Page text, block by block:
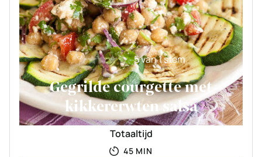
5van 1 stem
Gegrilde courgette met
kikkererwten salsa
Totaaltijd
45MINUTEN
MIN